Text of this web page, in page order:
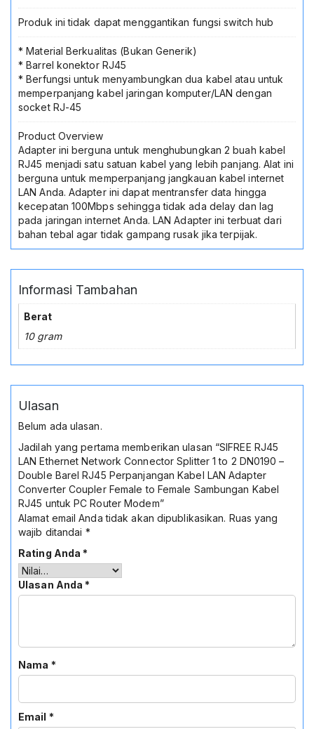
Modem
Produk ini tidak dapat menggantikan fungsi switch hub
* Material Berkualitas (Bukan Generik)
* Barrel konektor RJ45
* Berfungsi untuk menyambungkan dua kabel atau untuk
memperpanjang kabel jaringan komputer/LAN dengan
socket RJ-45
Product Overview
Adapter ini berguna untuk menghubungkan 2 buah kabel
RJ45 menjadi satu satuan kabel yang lebih panjang. Alat ini
berguna untuk memperpanjang jangkauan kabel internet
LAN Anda. Adapter ini dapat mentransfer data hingga
kecepatan 100Mbps sehingga tidak ada delay dan lag
pada jaringan internet Anda. LAN Adapter ini terbuat dari
bahan tebal agar tidak gampang rusak jika terpijak.
Informasi Tambahan
Berat
10 gram
Ulasan
Belum ada ulasan.
Jadilah yang pertama memberikan ulasan “SIFREE RJ45
LAN Ethernet Network Connector Splitter 1 to 2 DN0190 –
Double Barel RJ45 Perpanjangan Kabel LAN Adapter
Converter Coupler Female to Female Sambungan Kabel
RJ45 untuk PC Router Modem”
Alamat email Anda tidak akan dipublikasikan. Ruas yang
wajib ditandai *
Rating Anda*
Ulasan Anda*
Nama *
Email *